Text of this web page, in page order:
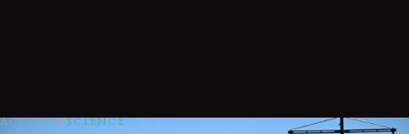
ACCUEIL SCIENCE